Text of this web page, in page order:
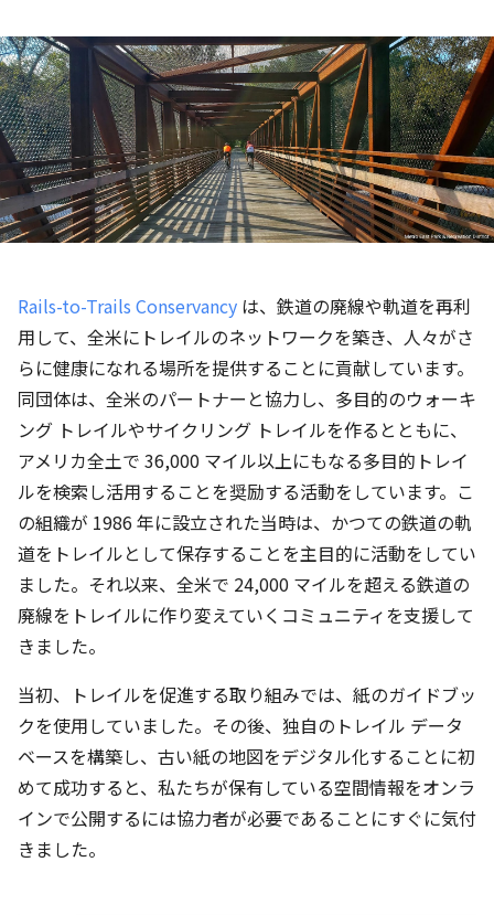
Rails-to-Trails Conservancy は、鉄道の廃線や軌道を再利
用して、全米にトレイルのネットワークを築き、人々がさ
らに健康になれる場所を提供することに貢献しています。
同団体は、全米のパートナーと協力し、多目的のウォーキ
ング トレイルやサイクリング トレイルを作るとともに、
アメリカ全土で 36,000 マイル以上にもなる多目的トレイ
ルを検索し活用することを奨励する活動をしています。こ
の組織が 1986 年に設立された当時は、かつての鉄道の軌
道をトレイルとして保存することを主目的に活動をしてい
ました。それ以来、全米で 24,000 マイルを超える鉄道の
廃線をトレイルに作り変えていくコミュニティを支援して
きました。
当初、トレイルを促進する取り組みでは、紙のガイドブッ
クを使用していました。その後、独自のトレイル データ
ベースを構築し、古い紙の地図をデジタル化することに初
めて成功すると、私たちが保有している空間情報をオンラ
インで公開するには協力者が必要であることにすぐに気付
きました。